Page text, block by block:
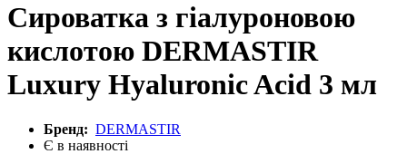
Сироватка з гіалуроновою
кислотою DERMASTIR
Luxury Hyaluronic Acid 3 мл
Бренд: DERMASTIR
Є в наявності